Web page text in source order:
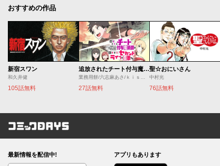
おすすめの作品
新宿スワン
和久井健
105話無料
追放されたチート付与魔術師は気ままなセカンドライフを謳歌する。 ～俺は武器だけじゃなく、あらゆるものに『強化ポイント』を付与できるし、俺の意思でいつでも効果を解除できるけど、残った人たち大丈夫？～
27話無料
聖☆おにいさん
中村光
76話無料
コミックDAYS
最新情報を配信中! アプリもあります